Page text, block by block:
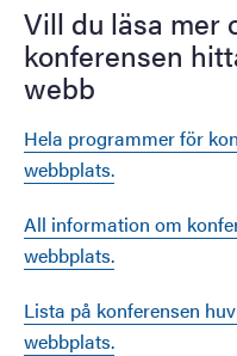
Vill du läsa mer
konferensen
webb
Hela programmer för
webbplats.
All information om
webbplats.
Lista på konferensen
webbplats.